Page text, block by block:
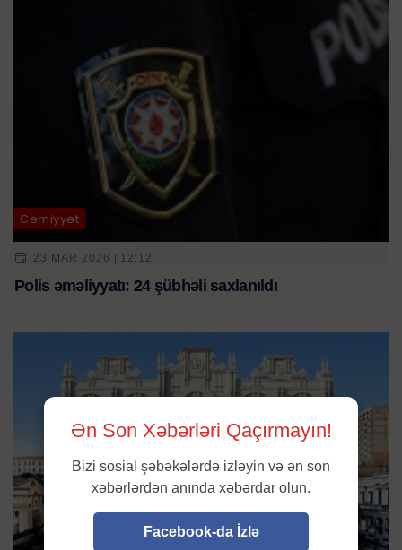
Cəmiyyət
23 MAR 2026 | 12:12
Polis əməliyyatı: 24 şübhəli saxlanıldı
Ən Son Xəbərləri Qaçırmayın!
Bizi sosial şəbəkələrdə izləyin və ən son
xəbərlərdən anında xəbərdar olun.
Facebook-da İzlə